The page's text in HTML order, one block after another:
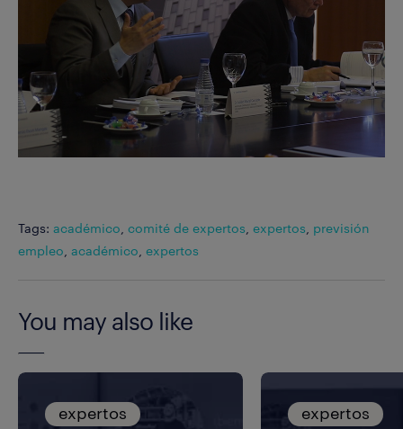
Tags: académico comité de expertos expertos previsión
empleo académico expertos
You may also like
expertos expertos